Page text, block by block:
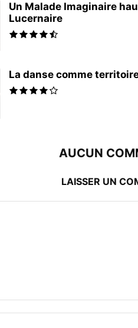
Un Malade Imaginaire
Lucernaire
La danse comme
AUCUN
LAISSER UN